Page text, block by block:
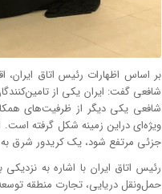
بر اساس اظهارات رئیس اتاق
شافعی گفت: ایران یکی از
شافعی یکی دیگر از ظرفیت‌های
ویژه‌ای دراین زمینه شکل گرفته است.
جزئی مرتفع شود، یک کریدور شرق
رئیس اتاق ایران با اشاره به
حمل‌ونقل دریایی، تجارت منطقه